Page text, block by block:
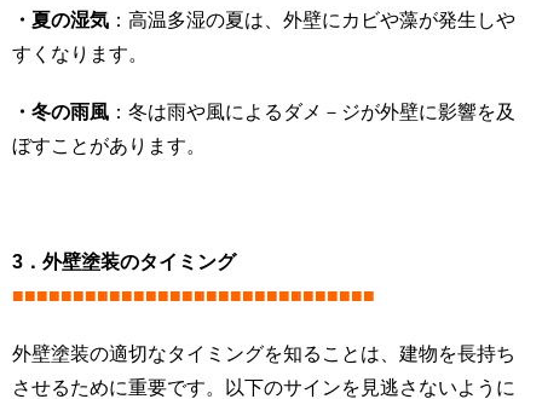
・夏の湿気 ：高温多湿の夏は、外壁にカビや藻が発生しや
すくなります。
・冬の雨風 ：冬は雨や風によるダメ－ジが外壁に影響を及
ぼすことがあります。
3．外壁塗装のタイミング
■■■■■■■■■■■■■■■■■■■■■■■■■■■■■■
外壁塗装の適切なタイミングを知ることは、建物を長持ち
させるために重要です。以下のサインを見逃さないように